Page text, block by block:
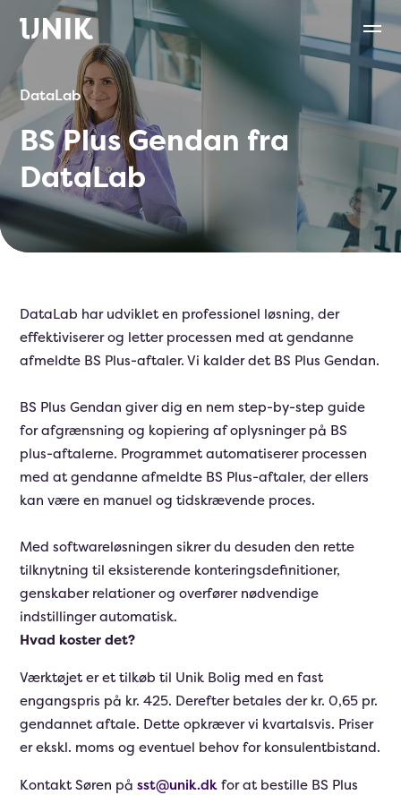
DataLab
BS Plus Gendan fra
DataLab
DataLab har udviklet en professionel løsning, der
effektiviserer og letter processen med at gendanne
afmeldte BS Plus-aftaler. Vi kalder det BS Plus Gendan.
BS Plus Gendan giver dig en nem step-by-step guide
for afgrænsning og kopiering af oplysninger på BS
plus-aftalerne. Programmet automatiserer processen
med at gendanne afmeldte BS Plus-aftaler, der ellers
kan være en manuel og tidskrævende proces.
Med softwareløsningen sikrer du desuden den rette
tilknytning til eksisterende konteringsdefinitioner,
genskaber relationer og overfører nødvendige
indstillinger automatisk.
Hvad koster det?
Værktøjet er et tilkøb til Unik Bolig med en fast
engangspris på kr. 425. Derefter betales der kr. 0,65 pr.
gendannet aftale. Dette opkræver vi kvartalsvis. Priser
er ekskl. moms og eventuel behov for konsulentbistand.
Kontakt Søren påsst@unik.dkfor at bestille BS Plus